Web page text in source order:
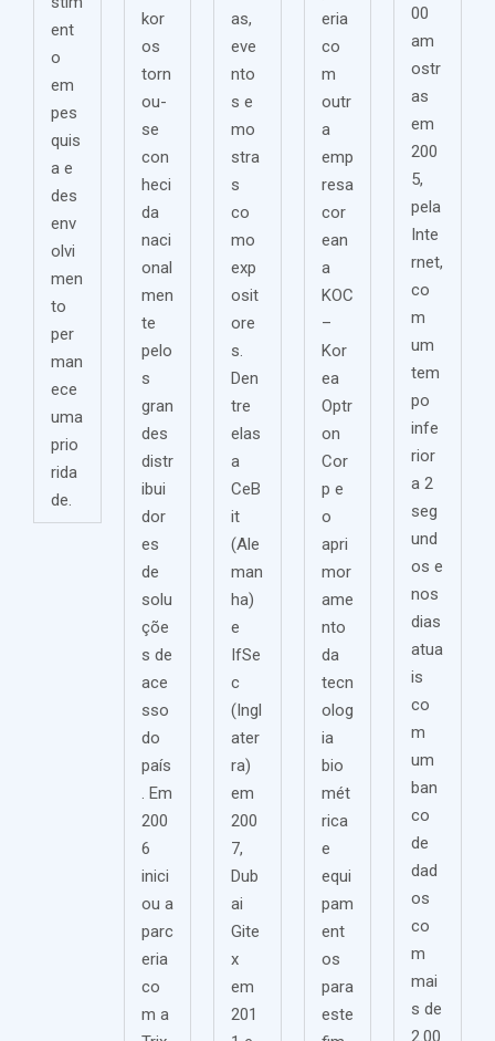
ent
o
em
pes
quis
a e
des
env
olvi
men
to
per
man
ece
uma
prio
rida
de.
kor
os
torn
ou-
se
con
heci
da
naci
onal
men
te
pelo
s
gran
des
distr
ibui
dor
es
de
solu
çõe
s de
ace
sso
do
país
. Em
200
6
inici
ou a
parc
eria
co
m a
as,
eve
nto
s e
mo
stra
s
co
mo
exp
osit
ore
s.
Den
tre
elas
a
CeB
it
(Ale
man
ha)
e
IfSe
c
(Ingl
ater
ra)
em
200
7,
Dub
ai
Gite
x
em
201
eria
co
m
outr
a
emp
resa
cor
ean
a
KOC
–
Kor
ea
Optr
on
Cor
p e
o
apri
mor
ame
nto
da
tecn
olog
ia
bio
mét
rica
e
equi
pam
ent
os
para
este
00
am
ostr
as
em
200
5,
pela
Inte
rnet,
co
m
um
tem
po
infe
rior
a 2
seg
und
os e
nos
dias
atua
is
co
m
um
ban
co
de
dad
os
co
m
mai
s de
2.00